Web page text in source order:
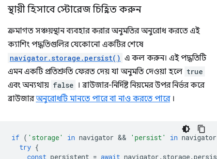
স্থায়ী হিসাবে স্টোরেজ চিহ্নিত করুন
ক্রমাগত সঞ্চয়স্থান ব্যবহার করার অনুমতির অনুরোধ করতে এই
ক্যাশিং পদ্ধতিগুলির যেকোনো একটির শেষে
navigator.storage.persist() এ কল করুন। এই পদ্ধতিটি
এমন একটি প্রতিশ্রুতি ফেরত দেয় যা অনুমতি দেওয়া হলে true
এবং অন্যথায় false । ব্রাউজার-নির্দিষ্ট নিয়মের উপর নির্ভর করে
ব্রাউজারঅনুরোধটি মানতে পারে বা নাও করতে পারে।
if ( 'storage' in navigator && 'persist' in navigator
try {
const persistent = await navigator . storage.